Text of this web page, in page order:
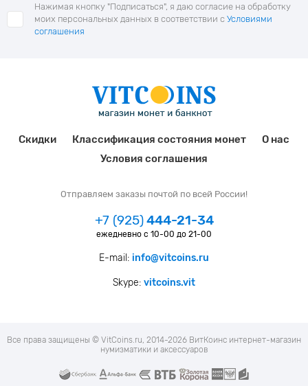
Нажимая кнопку "Подписаться", я даю согласие на обработку
моих персональных данных в соответствии с Условиями
соглашения
Скидки Классификация состояния монет
О нас
Условия соглашения
Отправляем заказы почтой по всей России!
+7 (925)444-21-34
ежедневно с 10-00 до 21-00
E-mail: info@vitcoins.ru
Skype: vitcoins.vit
Все права защищены © VitCoins.ru, 2014-2026 ВитКоинс интернет-магазин
нумизматики и аксессуаров